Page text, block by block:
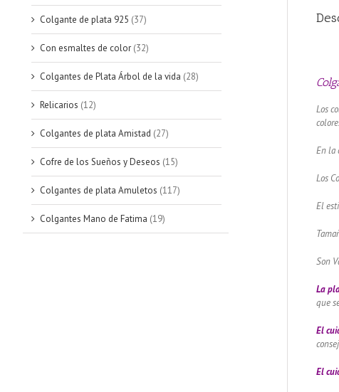
Los
En la
Los
El
Son
La
que
El
El
Colgante de plata 925 (37)
Con esmaltes de color (32)
Colgantes de Plata Árbol de la vida (28)
Relicarios (12)
Colgantes de plata Amistad (27)
Cofre de los Sueños y Deseos (15)
Colgantes de plata Amuletos (117)
Colgantes Mano de Fatima (19)